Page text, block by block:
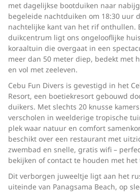
met dagelijkse bootduiken naar
begeleide nachtduiken om 18:30 uur
nachtelijke kant van het rif onthullen.
duikcentrum ligt ons ongelooflijke
koraaltuin die overgaat in een
meer dan 50 meter diep, bedekt met
en vol met zeeleven.
Cebu Fun Divers is gevestigd in het
Resort, een boetiekresort gebouwd
duikers. Met slechts 20 knusse
verscholen in weelderige tropische
plek waar natuur en comfort
beschikt over een restaurant met
zwembad en snelle, gratis wifi –
bekijken of contact te houden met
Dit verborgen juweeltje ligt aan het
uiteinde van Panagsama Beach, op